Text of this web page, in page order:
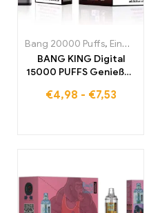
Bang 20000 Puffs, Einweg E-Zigaretten
BANG KING Digital
15000 PUFFS Genießen
Nebelungserlebnis
€4,98 - €7,53